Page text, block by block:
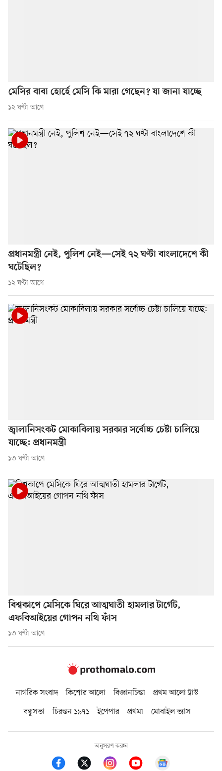
মেসির বাবা হোর্হে মেসি কি মারা গেছেন? যা জানা যাচ্ছে
১২ ঘণ্টা আগে
প্রধানমন্ত্রী নেই, পুলিশ নেই—সেই ৭২ ঘণ্টা বাংলাদেশে কী
ঘটেছিল?
১২ ঘণ্টা আগে
জ্বালানিসংকট মোকাবিলায় সরকার সর্বোচ্চ চেষ্টা চালিয়ে
যাচ্ছে: প্রধানমন্ত্রী
১৩ ঘণ্টা আগে
বিশ্বকাপে মেসিকে ঘিরে আত্মঘাতী হামলার টার্গেট,
এফবিআইয়ের গোপন নথি ফাঁস
১৩ ঘণ্টা আগে
নাগরিক সংবাদ কিশোর আলো বিজ্ঞানচিন্তা
প্রথম আলো ট্রাস্ট
বন্ধুসভা
চিরন্তন ১৯৭১ ইপেপার প্রথমা মোবাইল ভ্যাস
অনুসরণ করুন